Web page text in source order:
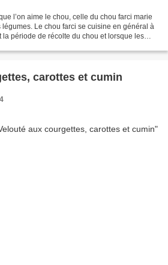
l’on aime le chou, celle du chou farci marie
Le chou farci se cuisine en général à
la période de récolte du chou et lorsque les
carottes et cumin